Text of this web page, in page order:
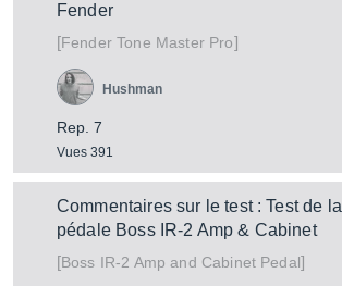
Fender
[FenderTone Master Pro]
Rep. 7
Vues 391
Hushman
Commentaires sur le test : Test de la
pédale Boss IR-2 Amp & Cabinet
[Boss IR-2 Amp and Cabinet Pedal]